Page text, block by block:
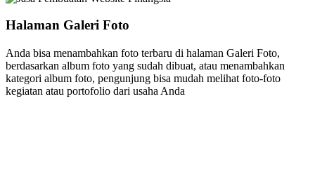
Halaman Galeri Foto
Anda bisa menambahkan foto terbaru di halaman Galeri Foto,
berdasarkan album foto yang sudah dibuat, atau menambahkan
kategori album foto, pengunjung bisa mudah melihat foto-foto
kegiatan atau portofolio dari usaha Anda